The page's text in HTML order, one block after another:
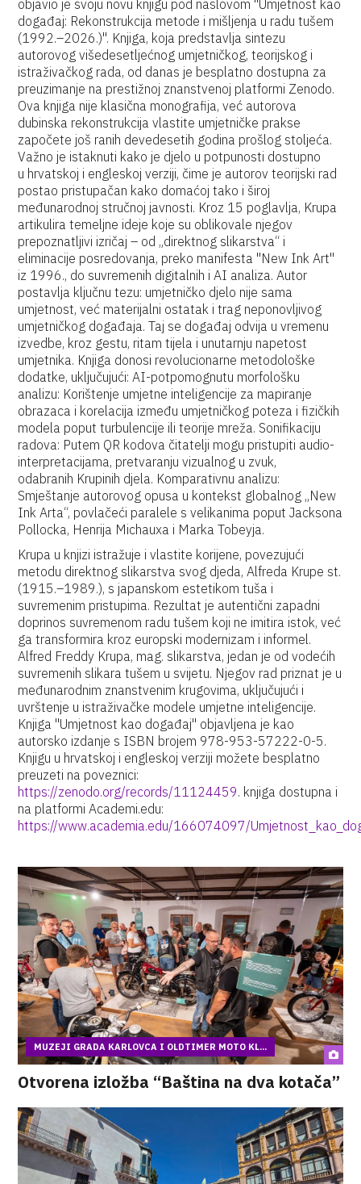
objavio je svoju novu knjigu pod naslovom "Umjetnost kao
događaj: Rekonstrukcija metode i mišljenja u radu tušem
(1992.–2026.)". Knjiga, koja predstavlja sintezu
autorovog višedesetljećnog umjetničkog, teorijskog i
istraživačkog rada, od danas je besplatno dostupna za
preuzimanje na prestižnoj znanstvenoj platformi Zenodo.
Ova knjiga nije klasična monografija, već autorova
dubinska rekonstrukcija vlastite umjetničke prakse
započete još ranih devedesetih godina prošlog stoljeća.
Važno je istaknuti kako je djelo u potpunosti dostupno
u hrvatskoj i engleskoj verziji, čime je autorov teorijski rad
postao pristupačan kako domaćoj tako i široj
međunarodnoj stručnoj javnosti. Kroz 15 poglavlja, Krupa
artikulira temeljne ideje koje su oblikovale njegov
prepoznatljivi izričaj – od „direktnog slikarstva“ i
eliminacije posredovanja, preko manifesta "New Ink Art"
iz 1996., do suvremenih digitalnih i AI analiza. Autor
postavlja ključnu tezu: umjetničko djelo nije sama
umjetnost, već materijalni ostatak i trag neponovljivog
umjetničkog događaja. Taj se događaj odvija u vremenu
izvedbe, kroz gestu, ritam tijela i unutarnju napetost
umjetnika. Knjiga donosi revolucionarne metodološke
dodatke, uključujući: AI-potpomognutu morfološku
analizu: Korištenje umjetne inteligencije za mapiranje
obrazaca i korelacija između umjetničkog poteza i fizičkih
modela poput turbulencije ili teorije mreža. Sonifikaciju
radova: Putem QR kodova čitatelji mogu pristupiti audio-
interpretacijama, pretvaranju vizualnog u zvuk,
odabranih Krupinih djela. Komparativnu analizu:
Smještanje autorovog opusa u kontekst globalnog „New
Ink Arta“, povlačeći paralele s velikanima poput Jacksona
Pollocka, Henrija Michauxa i Marka Tobeyja.
Krupa u knjizi istražuje i vlastite korijene, povezujući
metodu direktnog slikarstva svog djeda, Alfreda Krupe st.
(1915.–1989.), s japanskom estetikom tuša i
suvremenim pristupima. Rezultat je autentični zapadni
doprinos suvremenom radu tušem koji ne imitira istok, već
ga transformira kroz europski modernizam i informel.
Alfred Freddy Krupa, mag. slikarstva, jedan je od vodećih
suvremenih slikara tušem u svijetu. Njegov rad priznat je u
međunarodnim znanstvenim krugovima, uključujući i
uvrštenje u istraživačke modele umjetne inteligencije.
Knjiga "Umjetnost kao događaj" objavljena je kao
autorsko izdanje s ISBN brojem 978-953-57222-0-5.
Knjigu u hrvatskoj i engleskoj verziji možete besplatno
preuzeti na poveznici:
https://zenodo.org/records/11124459. knjiga dostupna i
na platformi Academi.edu:
https://www.academia.edu/166074097/
MUZEJI GRADA KARLOVCA I OLDTIMER MOTO KL...
Otvorena izložba “Baština na dva kotača”